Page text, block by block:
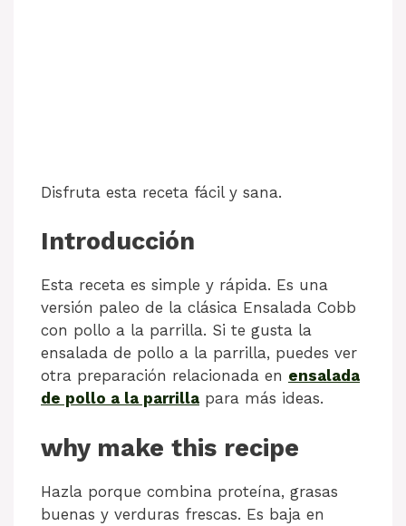
Disfruta esta receta fácil y sana.
Introducción
Esta receta es simple y rápida. Es una
versión paleo de la clásica Ensalada Cobb
con pollo a la parrilla. Si te gusta la
ensalada de pollo a la parrilla, puedes ver
otra preparación relacionada en ensalada
de pollo a la parrilla para más ideas.
why make this recipe
Hazla porque combina proteína, grasas
buenas y verduras frescas. Es baja en